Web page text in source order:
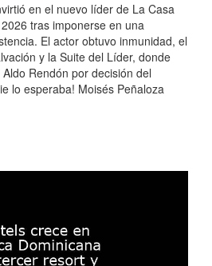
en el nuevo líder de La Casa
tras imponerse en una
El actor obtuvo inmunidad, el
y la Suite del Líder, donde
Rendón por decisión del
lo esperaba! Moisés Peñaloza